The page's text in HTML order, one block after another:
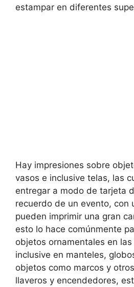
estampar en diferentes
Hay impresiones sobre
vasos e inclusive telas, las
entregar a modo de tarjeta
recuerdo de un evento, con
pueden imprimir una gran
esto lo hace comúnmente
objetos ornamentales en
inclusive en manteles,
objetos como marcos y
llaveros y encendedores,